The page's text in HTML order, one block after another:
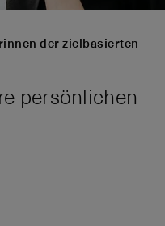
der zielbasierten
persönlichen